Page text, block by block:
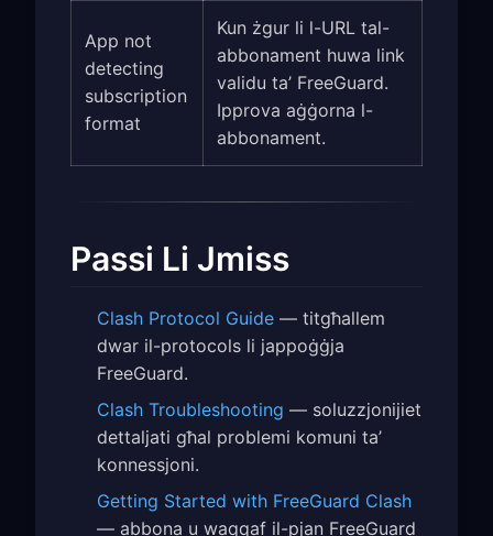
App not
detecting
subscription
format
Kun żgur li l-URL tal-
abbonament huwa link
validu ta’ FreeGuard.
Ipprova aġġorna l-
abbonament.
Passi Li Jmiss
Clash Protocol Guide — titgħallem
dwar il-protocols li jappoġġja
FreeGuard.
Clash Troubleshooting — soluzzjonijiet
dettaljati għal problemi komuni ta’
konnessjoni.
Getting Started with FreeGuard Clash
— abbona u waqqaf il-pjan FreeGuard